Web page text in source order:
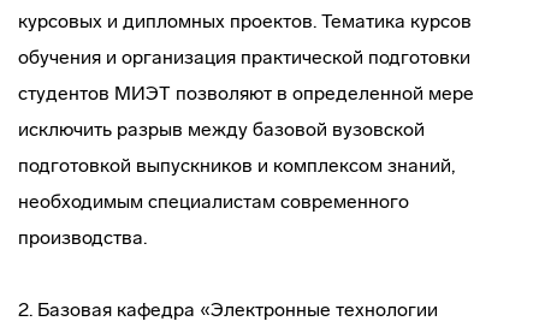
курсовых и дипломных проектов. Тематика курсов
обучения и организация практической подготовки
студентов МИЭТ позволяют в определенной мере
исключить разрыв между базовой вузовской
подготовкой выпускников и комплексом знаний,
необходимым специалистам современного
производства.
2. Базовая кафедра «Электронные технологии